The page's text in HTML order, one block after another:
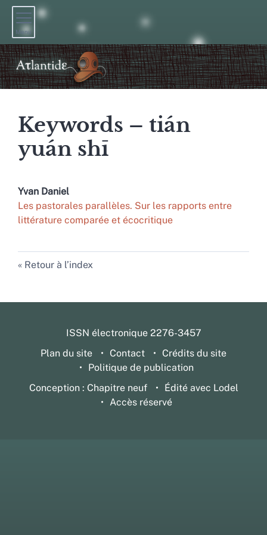
Menu
Keywords – tián
yuán shī
Yvan Daniel
Les pastorales parallèles. Sur les rapports entre
littérature comparée et écocritique
Retour à l’index
ISSN électronique 2276-3457
Plan du site
Contact
Crédits du site
Politique de publication
Conception : Chapitre neuf
Édité avec Lodel
Accès réservé